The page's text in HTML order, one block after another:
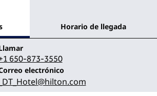
Horario de llegada
al
650-873-3550
electrónico
electrónicoSFOSA
_DT_Hotel@hilton.com